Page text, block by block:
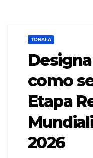
TONALA
como
Etapa
2026